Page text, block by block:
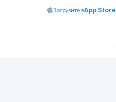
Загрузите вApp Store